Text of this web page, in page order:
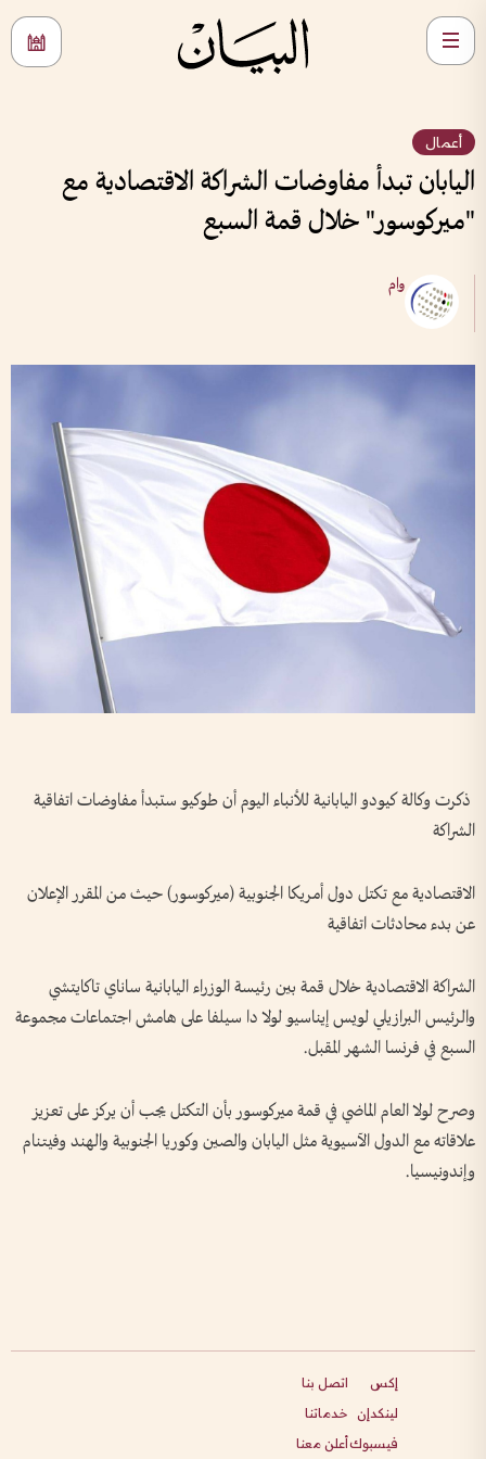
أعمال
اليابان تبدأ مفاوضات الشراكة الاقتصادية مع
"ميركوسور" خلال قمة السبع
وام
ذكرت وكالة كيودو اليابانية للأنباء اليوم أن طوكيو ستبدأ مفاوضات اتفاقية ​
الشراكة
الاقتصادية مع تكتل دول أمريكا الجنوبية (ميركوسور) حيث من المقرر ‌الإعلان
⁠عن بدء محادثات ‌اتفاقية
الشراكة ⁠الاقتصادية خلال قمة ​بين ⁠رئيسة الوزراء اليابانية ⁠ساناي تاكايتشي
والرئيس البرازيلي ⁠لويس إيناسيو لولا دا سيلفا على ⁠هامش اجتماعات ​مجموعة
⁠السبع في فرنسا الشهر المقبل.
وصرح لولا العام الماضي في قمة ​ميركوسور بأن ‌التكتل يجب ​أن يركز على تعزيز
علاقاته ​مع الدول ⁠الآسيوية مثل اليابان والصين وكوريا الجنوبية والهند ​وفيتنام
وإندونيسيا.
إكس
لينكدإن
فيسبوك
اتصل بنا
خدماتنا
أعلن معنا